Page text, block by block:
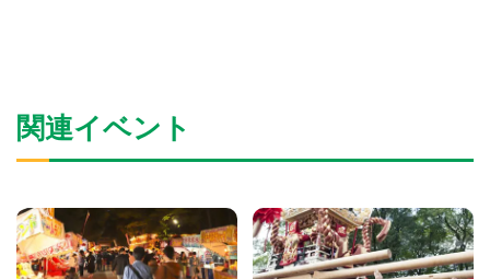
関連イベント